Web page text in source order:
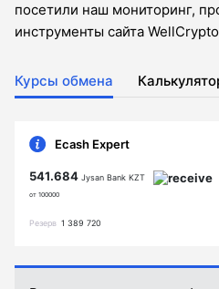
посетили наш мониторинг,
инструменты сайта
Курсы обмена
Ecash Expert
541.684 Jysan Bank KZT
от 100000
Резерв 1 389 720